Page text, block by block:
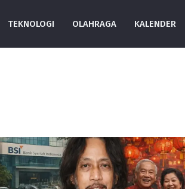
TEKNOLOGI OLAHRAGA KALENDER